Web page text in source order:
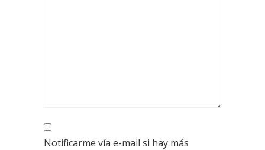
Notificarme vía e-mail si hay más